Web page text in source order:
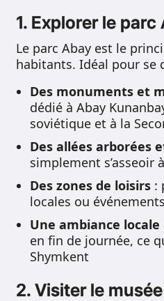
1. Explorer le
Le parc Abay est le
habitants. Idéal pour se
Des monuments et
dédié à Abay
soviétique et à la
Des allées arborées
simplement s’asseoir
Des zones de loisirs :
locales ou événements
Une ambiance
en fin de journée, ce
Shymkent
2. Visiter le